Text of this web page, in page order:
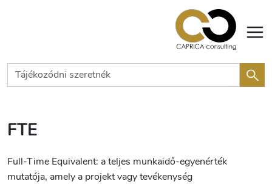
FTE
Full-Time Equivalent: a teljes munkaidő-egyenérték
mutatója, amely a projekt vagy tevékenység